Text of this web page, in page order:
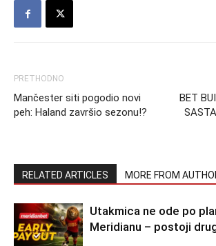
PRETHODNO
Mančester siti pogodio novi
peh: Haland završio sezonu!?
BET
RELATED ARTICLES MORE FROM
Utakmica ne ode po
Meridianu – postoji